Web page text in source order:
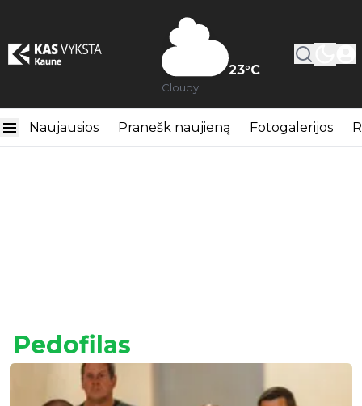
23°C
Cloudy
Naujausios Pranešk naujieną Fotogalerijos
Pedofilas